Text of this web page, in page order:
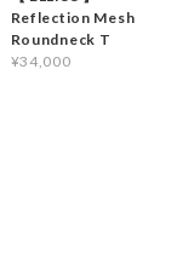
Reflection Mesh
Roundneck T
¥34,000